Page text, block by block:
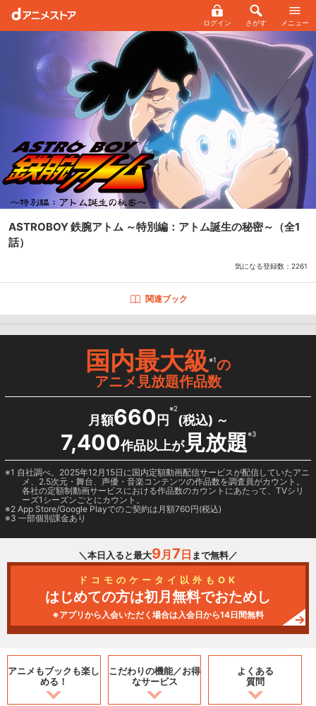
ログイン さがす メニュー
ASTROBOY 鉄腕アトム ～特別編：アトム誕生の秘密～ （全1
話）
気になる登録数： 2261
関連ブック
国内最大級※1の
アニメ見放題作品数
月額660 円
※2
(税込) ～
7,400作品以上が見放題※3
1 自社調べ。2025年12月15日に国内定額動画配信サービスが配信していたアニ
メ、2.5次元・舞台、声優・音楽コンテンツの作品数を調査員がカウント。
各社の定額制動画サービスにおける作品数のカウントにあたって、TVシリ
ーズ1シーズンごとにカウント。
2 App Store/Google Playでのご契約は月額760円(税込)
3 一部個別課金あり
＼本日入ると最大9月 7 日 まで無料／
ドコモのケータイ以外もOK
はじめての方は初月無料でおためし
※アプリから入会いただく場合は入会日から14日間無料
アニメもブックも楽し
める！
こだわりの機能／お得
なサービス
よくある
質問